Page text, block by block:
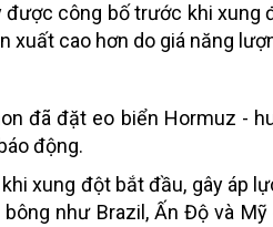
công bố trước khi xung
xuất cao hơn do giá năng
đã đặt eo biển Hormuz -
động.
xung đột bắt đầu, gây áp
như Brazil, Ấn Độ và Mỹ